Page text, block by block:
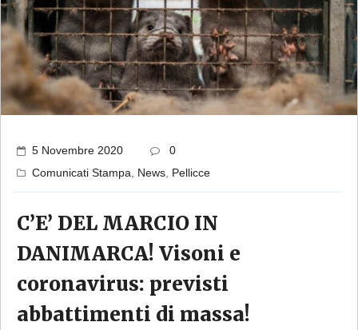
5 Novembre 2020
0
Comunicati Stampa, News, Pellicce
C’E’ DEL MARCIO IN
DANIMARCA! Visoni e
coronavirus: previsti
abbattimenti di massa!